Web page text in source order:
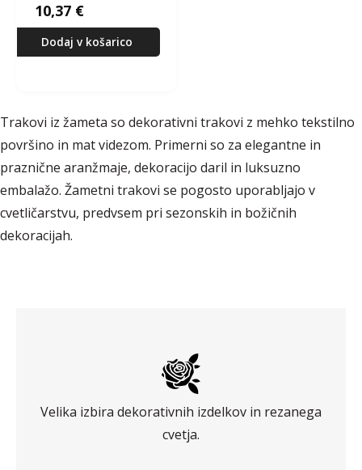
10,37 €
Dodaj v košarico
Trakovi iz žameta so dekorativni trakovi z mehko tekstilno
površino in mat videzom. Primerni so za elegantne in
praznične aranžmaje, dekoracijo daril in luksuzno
embalažo. Žametni trakovi se pogosto uporabljajo v
cvetličarstvu, predvsem pri sezonskih in božičnih
dekoracijah.
Velika izbira dekorativnih izdelkov in rezanega
cvetja.